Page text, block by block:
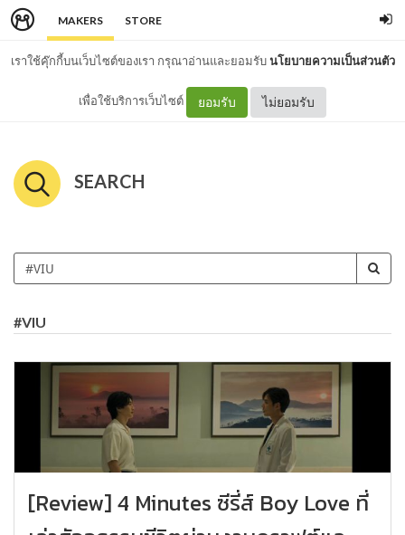
MAKERS STORE
เราใช้คุ๊กกี้บนเว็บไซต์ของเรา กรุณาอ่านและยอมรับนโยบายความเป็นส่วนตัว
เพื่อใช้บริการเว็บไซต์ ยอมรับ ไม่ยอมรับ
SEARCH
#VIU
[Review] 4 Minutes ซีรี่ส์ Boy Love ที่